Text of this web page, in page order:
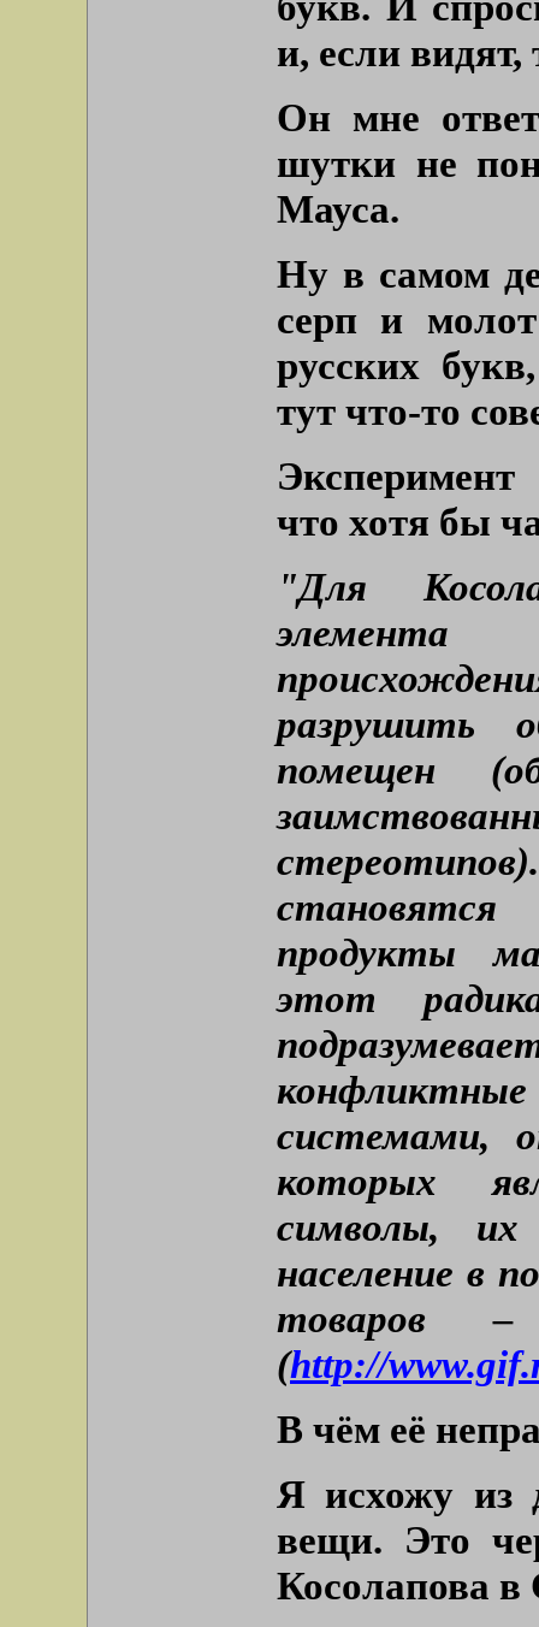
и, если
Он мне
шутки не
Мауса.
Ну в самом
серп и
русских
тут что-то
Эксперимент
что хотя бы
"Для
элемента
разрушить
помещен
продукты
этот
системами,
которых
символы,
население в
товаров –
(http://
В чём её
Я исхожу из
вещи. Это
Косолапова